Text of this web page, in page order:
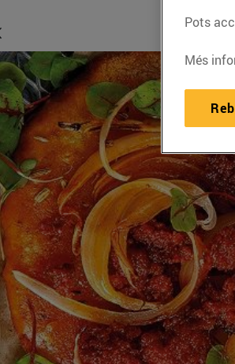
Pots
Més